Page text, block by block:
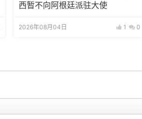
西暂不向阿根廷派驻大使
2026年08月04日 1 0